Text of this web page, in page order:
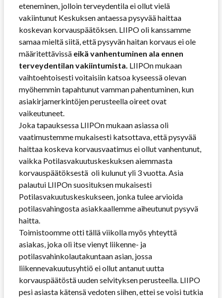
eteneminen, jolloin terveydentila ei ollut vielä
vakiintunut Keskuksen antaessa pysyvää haittaa
koskevan korvauspäätöksen. LIIPO oli kanssamme
samaa mieltä siitä, että pysyvän haitan korvaus ei ole
määritettävissä eikä vanhentuminen ala ennen
terveydentilan vakiintumista. LIIPOn mukaan
vaihtoehtoisesti voitaisiin katsoa kyseessä olevan
myöhemmin tapahtunut vamman pahentuminen, kun
asiakirjamerkintöjen perusteella oireet ovat
vaikeutuneet.
Joka tapauksessa LIIPOn mukaan asiassa oli
vaatimustemme mukaisesti katsottava, että pysyvää
haittaa koskeva korvausvaatimus ei ollut vanhentunut,
vaikka Potilasvakuutuskeskuksen aiemmasta
korvauspäätöksestä oli kulunut yli 3 vuotta. Asia
palautui LIIPOn suosituksen mukaisesti
Potilasvakuutuskeskukseen, jonka tulee arvioida
potilasvahingosta asiakkaallemme aiheutunut pysyvä
haitta.
Toimistoomme otti tällä viikolla myös yhteyttä
asiakas, joka oli itse vienyt liikenne- ja
potilasvahinkolautakuntaan asian, jossa
liikennevakuutusyhtiö ei ollut antanut uutta
korvauspäätöstä uuden selvityksen perusteella. LIIPO
pesi asiasta kätensä vedoten siihen, ettei se voisi tutkia